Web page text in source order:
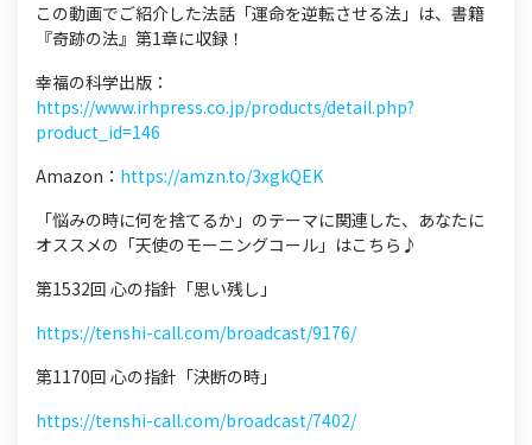
この動画でご紹介した法話「運命を逆転させる法」は、書籍
『奇跡の法』第1章に収録！
幸福の科学出版：
https://www.irhpress.co.jp/products/detail.php?
product_id=146
Amazon： https://amzn.to/3xgkQEK
「悩みの時に何を捨てるか」のテーマに関連した、あなたに
オススメの「天使のモーニングコール」はこちら♪
第1532回 心の指針「思い残し」
https://tenshi-call.com/broadcast/9176/
第1170回 心の指針「決断の時」
https://tenshi-call.com/broadcast/7402/